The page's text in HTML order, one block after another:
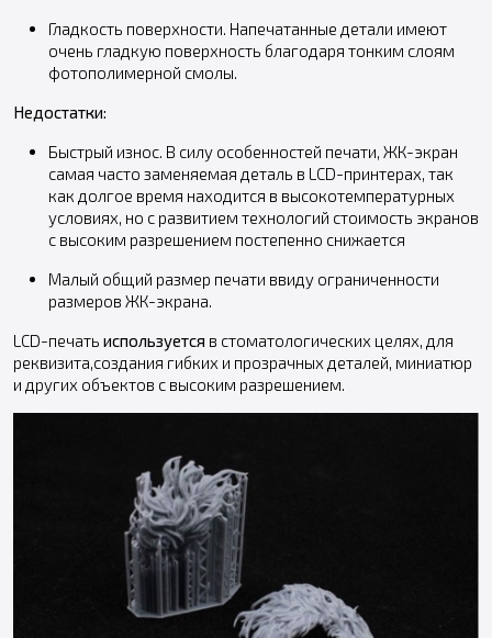
Гладкость поверхности. Напечатанные детали имеют
очень гладкую поверхность благодаря тонким слоям
фотополимерной смолы.
Недостатки:
Быстрый износ. В силу особенностей печати, ЖК-экран
самая часто заменяемая деталь в LCD-принтерах, так
как долгое время находится в высокотемпературных
условиях, но с развитием технологий стоимость экранов
с высоким разрешением постепенно снижается
Малый общий размер печати ввиду ограниченности
размеров ЖК-экрана.
LCD-печать используется в стоматологических целях, для
реквизита,создания гибких и прозрачных деталей, миниатюр
и других объектов с высоким разрешением.